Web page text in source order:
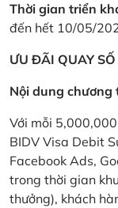
Thời gian triển
đến hết 10/05/
ƯU ĐÃI QUAY
Nội dung chương
Với mỗi
BIDV Visa Debit
Facebook Ads,
trong thời gian
thưởng), khách